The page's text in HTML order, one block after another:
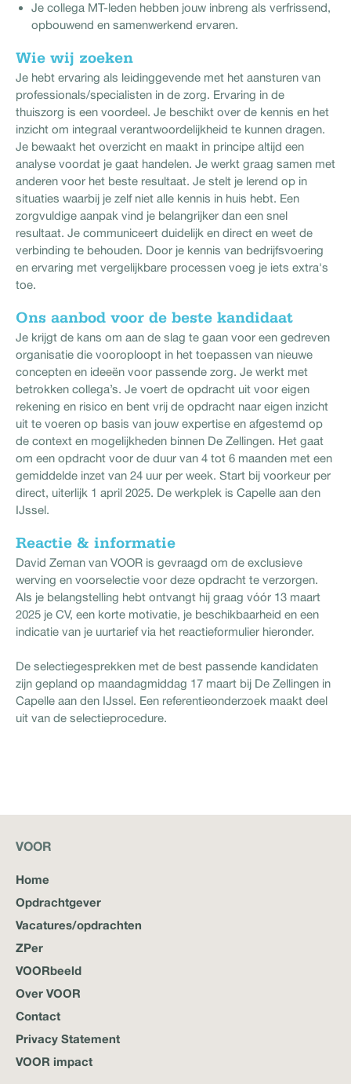
Je collega MT-leden hebben jouw inbreng als verfrissend,
opbouwend en samenwerkend ervaren.
Wie wij zoeken
Je hebt ervaring als leidinggevende met het aansturen van
professionals/specialisten in de zorg. Ervaring in de
thuiszorg is een voordeel. Je beschikt over de kennis en het
inzicht om integraal verantwoordelijkheid te kunnen dragen.
Je bewaakt het overzicht en maakt in principe altijd een
analyse voordat je gaat handelen. Je werkt graag samen met
anderen voor het beste resultaat. Je stelt je lerend op in
situaties waarbij je zelf niet alle kennis in huis hebt. Een
zorgvuldige aanpak vind je belangrijker dan een snel
resultaat. Je communiceert duidelijk en direct en weet de
verbinding te behouden. Door je kennis van bedrijfsvoering
en ervaring met vergelijkbare processen voeg je iets extra's
toe.
Ons aanbod voor de beste kandidaat
Je krijgt de kans om aan de slag te gaan voor een gedreven
organisatie die vooroploopt in het toepassen van nieuwe
concepten en ideeën voor passende zorg. Je werkt met
betrokken collega’s. Je voert de opdracht uit voor eigen
rekening en risico en bent vrij de opdracht naar eigen inzicht
uit te voeren op basis van jouw expertise en afgestemd op
de context en mogelijkheden binnen De Zellingen. Het gaat
om een opdracht voor de duur van 4 tot 6 maanden met een
gemiddelde inzet van 24 uur per week. Start bij voorkeur per
direct, uiterlijk 1 april 2025. De werkplek is Capelle aan den
IJssel.
Reactie & informatie
David Zeman van VOOR is gevraagd om de exclusieve
werving en voorselectie voor deze opdracht te verzorgen.
Als je belangstelling hebt ontvangt hij graag vóór 13 maart
2025 je CV, een korte motivatie, je beschikbaarheid en een
indicatie van je uurtarief via het reactieformulier hieronder.
De selectiegesprekken met de best passende kandidaten
zijn gepland op maandagmiddag 17 maart bij De Zellingen in
Capelle aan den IJssel. Een referentieonderzoek maakt deel
uit van de selectieprocedure.
VOOR
Home
Opdrachtgever
Vacatures/opdrachten
ZPer
VOORbeeld
Over VOOR
Contact
Privacy Statement
VOOR impact